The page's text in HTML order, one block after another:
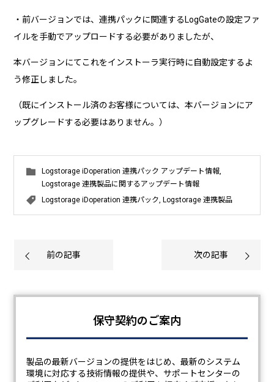
・前バージョンでは、連携パックに関連するLogGateの設定ファ
イルを手動でアップロードする必要がありましたが、
本バージョンにてこれをインストーラ実行時に自動設定するよ
う修正しました。
（既にインストール済のお客様については、本バージョンにア
ップグレードする必要はありません。）
Logstorage iDoperation 連携パック アップデート情報
Logstorage 連携製品に関するアップデート情報
Logstorage iDoperation 連携パック ,Logstorage 連携製品
前の記事 次の記事
保守契約のご案内
製品の最新バージョンの提供をはじめ、最新のシステム
環境に対応する技術情報の提供や、サポートセンターの